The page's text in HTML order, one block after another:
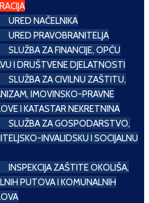
URED NAČELNIKA
URED PRAVOBRANITELJA
SLUŽBA ZA FINANCIJE, OPĆU
I DRUŠTVENE DJELATNOSTI
SLUŽBA ZA CIVILNU ZAŠTITU,
IMOVINSKO-PRAVNE
I KATASTAR NEKRETNINA
SLUŽBA ZA GOSPODARSTVO,
INVALIDSKU I SOCIJALNU
INSPEKCIJA ZAŠTITE OKOLIŠA,
PUTOVA I KOMUNALNIH